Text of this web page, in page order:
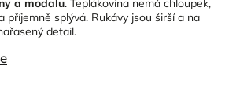
a modalu. Teplákovina nemá chloupek,
příjemně splývá. Rukávy jsou širší a na
detail.